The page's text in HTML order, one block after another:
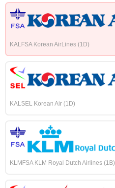
KALFSA Korean AirLines (1D)
KALSEL Korean Air (1D)
KLMFSA KLM Royal Dutch Airlines (1B)